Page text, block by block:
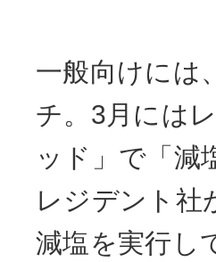
一般向けには
チ。3月には
ッド」で「減
レジデント社
減塩を実行し